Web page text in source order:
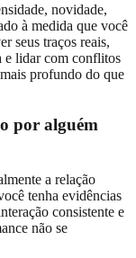
novidade,
à medida que você
seus traços reais,
e lidar com conflitos
profundo do que
por alguém
a relação
tenha evidências
consistente e
não se